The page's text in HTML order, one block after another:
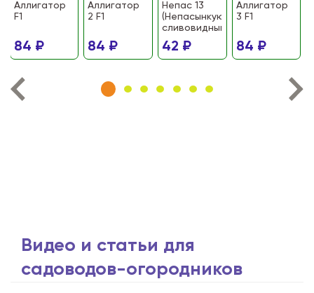
Аллигатор
F1
84 ₽
Аллигатор
2 F1
84 ₽
Непас 13
(Непасынкующийся
сливовидный)
42 ₽
Аллигатор
3 F1
84 ₽
Видео и статьи для
садоводов-огородников